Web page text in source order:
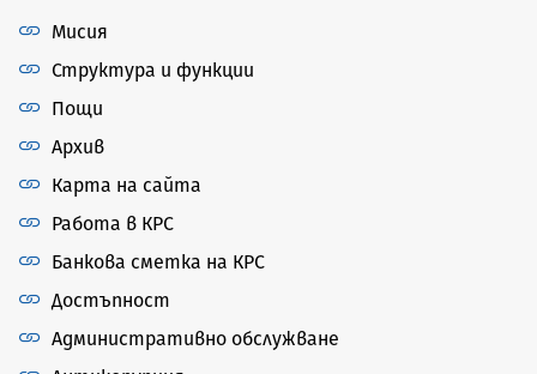
Мисия
Структура и функции
Пощи
Архив
Карта на сайта
Работа в КРС
Банкова сметка на КРС
Достъпност
Административно обслужване